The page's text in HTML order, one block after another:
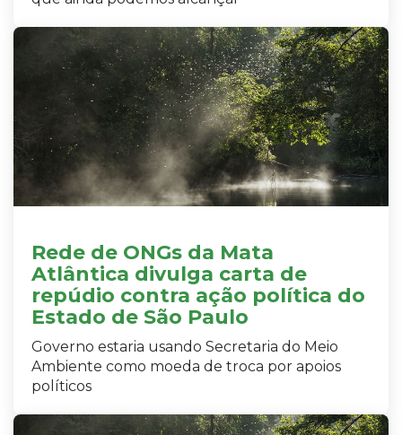
Rede de ONGs da Mata
Atlântica divulga carta de
repúdio contra ação política do
Estado de São Paulo
Governo estaria usando Secretaria do Meio
Ambiente como moeda de troca por apoios
políticos